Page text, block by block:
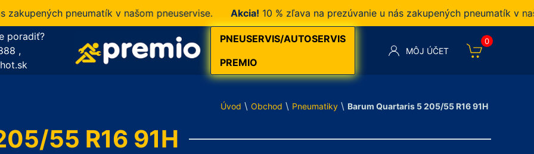
pneumatík v našom pneuservise. Akcia!10 % zľava na prezúvanie u nás zakupených pneumatík v našom
poradiť?
,
PNEUSERVIS/AUTOSERVIS
PREMIO
MÔJ ÚČET
0
Úvod \ Obchod \ Pneumatiky \ Barum Quartaris 5 205/55 R16 91H
55 R16 91H